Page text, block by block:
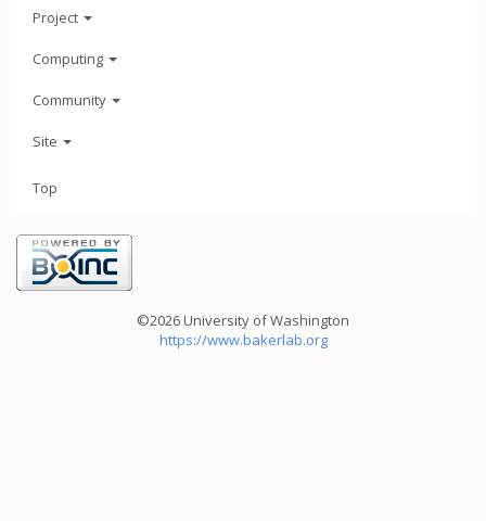
Project
Computing
Community
Site
Top
©2026 University of Washington
https://www.bakerlab.org